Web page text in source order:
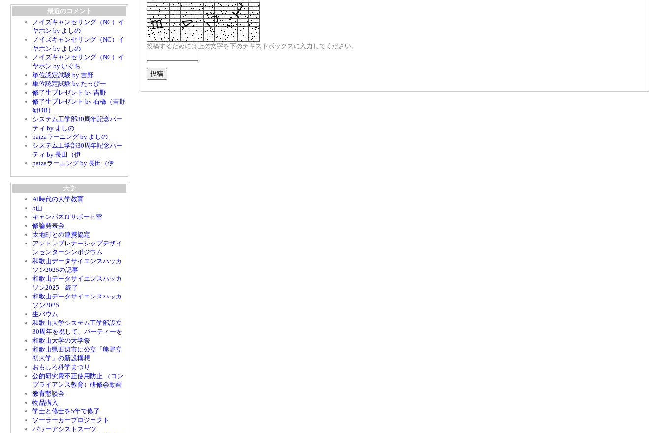
最近のコメント
ノイズキャンセリング（NC）イ
ヤホン by よしの
ノイズキャンセリング（NC）イ
ヤホン by よしの
ノイズキャンセリング（NC）イ
ヤホン by いぐち
単位認定試験 by 吉野
単位認定試験 by たっぴー
修了生プレゼント by 吉野
修了生プレゼント by 石橋（吉野
研OB）
システム工学部30周年記念パー
ティ by よしの
paizaラーニング by よしの
システム工学部30周年記念パー
ティ by 長田（伊
paizaラーニング by 長田（伊
大学
AI時代の大学教育
5山
キャンパスITサポート室
修論発表会
太地町との連携協定
アントレプレナーシップデザイ
ンセンターシンポジウム
和歌山データサイエンスハッカ
ソン2025の記事
和歌山データサイエンスハッカ
ソン2025 終了
和歌山データサイエンスハッカ
ソン2025
生バウム
和歌山大学システム工学部設立
30周年を祝して、パーティーを
和歌山大学の大学祭
和歌山県田辺市に公立「熊野立
初大学」の新設構想
おもしろ科学まつり
公的研究費不正使用防止 （コン
プライアンス教育）研修会動画
教育懇談会
物品購入
学士と修士を5年で修了
ソーラーカープロジェクト
パワーアシストスーツ
投稿するためには上の文字を下のテキストボックスに入力してください。